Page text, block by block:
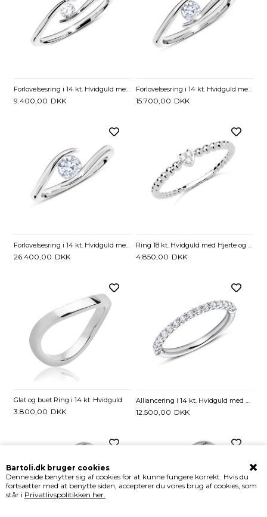
Bartoli.dk bruger cookies
Denne side benytter sig af cookies for at kunne fungere korrekt. Hvis du
fortsætter med at benytte siden, accepterer du vores brug af cookies, som
står i Privatlivspolitikken her.
Forlovelsesring i 14 kt. Hvidguld med Diamant - 0,15 ct.
9.400,00 DKK
Forlovelsesring i 14 kt. Hvidguld med Diamant - 0,25 ct.
15.700,00 DKK
Forlovelsesring i 14 kt. Hvidguld med Diamant - 0,50 ct.
26.400,00 DKK 4.850,00 DKK
Glat og buet Ring i 14 kt. Hvidguld
3.800,00 DKK
Alliancering i 14 kt. Hvidguld med Diamanter - 0,34 ct
12.500,00 DKK